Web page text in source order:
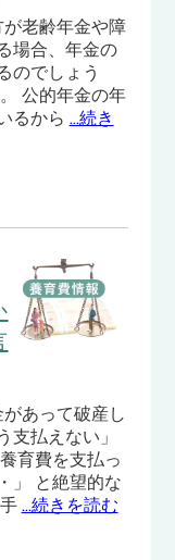
老齢年金や障
場合、年金の
のでしょう
公的年金の年
るから …続き
あって破産し
支払えない」
育費を支払っ
」 と絶望的な
…続きを読む